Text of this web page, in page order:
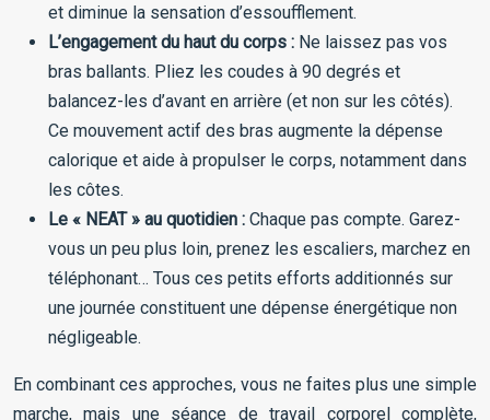
et diminue la sensation d’essoufflement.
L’engagement du haut du corps : Ne laissez pas vos
bras ballants. Pliez les coudes à 90 degrés et
balancez-les d’avant en arrière (et non sur les côtés).
Ce mouvement actif des bras augmente la dépense
calorique et aide à propulser le corps, notamment dans
les côtes.
Le « NEAT » au quotidien : Chaque pas compte. Garez-
vous un peu plus loin, prenez les escaliers, marchez en
téléphonant… Tous ces petits efforts additionnés sur
une journée constituent une dépense énergétique non
négligeable.
En combinant ces approches, vous ne faites plus une simple
marche, mais une séance de travail corporel complète,